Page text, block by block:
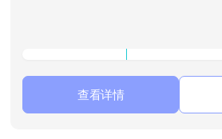
查看详情